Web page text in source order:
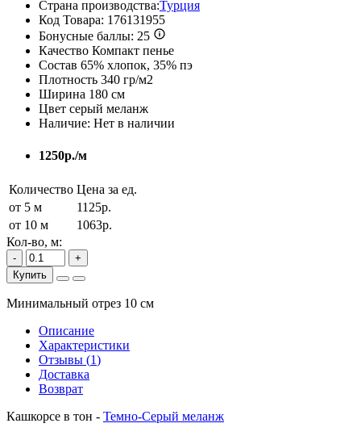
Страна производства:Турция
Код Товара: 176131955
Бонусные баллы: 25
Качество Компакт пенье
Состав 65% хлопок, 35% пэ
Плотность 340 гр/м2
Ширина 180 см
Цвет серый меланж
Наличие: Нет в наличии
1250р./м
Количество Цена за ед.
от 5 м
1125р.
от 10 м
1063р.
Кол-во, м:
-
+
Купить
Минимальный отрез 10 см
Описание
Характеристики
Отзывы (1)
Доставка
Возврат
Кашкорсе в тон - Темно-Серый меланж